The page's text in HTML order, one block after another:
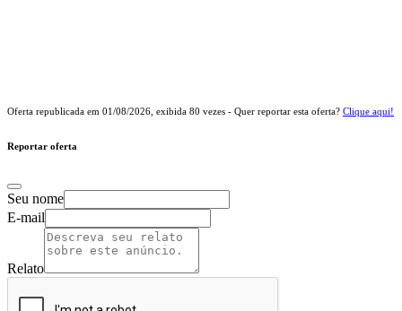
Oferta republicada em 01/08/2026 , exibida 80 vezes - Quer reportar esta oferta? Clique aqui!
Reportar oferta
Seu nome
E-mail
Relato